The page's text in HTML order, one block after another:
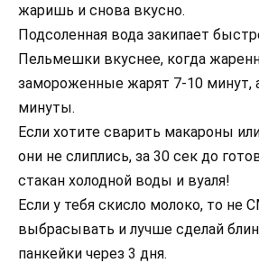
жаришь и снова вкусно.
Подсоленная вода закипает
Пельмешки вкуснее, когда
замороженные жарят 7-10 минут,
минуты.
Если хотите сварить макароны
они не слиплись, за 30 сек до
стакан холодной воды и вуаля!
Если у тебя скисло молоко, то не
выбрасывать и лучше сделай
панкейки через 3 дня.